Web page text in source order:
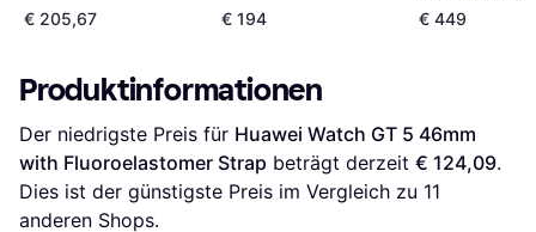
€ 205,67 € 194 € 449
Produktinformationen
Der niedrigste Preis für Huawei Watch GT 5 46mm
with Fluoroelastomer Strap beträgt derzeit € 124,09.
Dies ist der günstigste Preis im Vergleich zu 11
anderen Shops.